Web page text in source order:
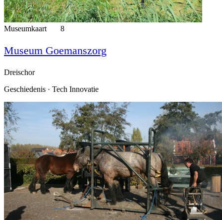
Museumkaart 8
Museum Goemanszorg
Dreischor
Geschiedenis · Tech Innovatie